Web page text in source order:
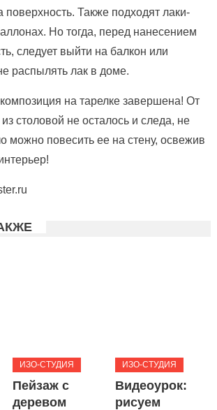
поверхность. Также подходят лаки-
Но тогда, перед нанесением
следует выйти на балкон или
распылять лак в доме.
на тарелке завершена! От
столовой не осталось и следа, не
можно повесить ее на стену, освежив
ИЗО-СТУДИЯ
Пейзаж с
деревом
ИЗО-СТУДИЯ
Видеоурок:
рисуем